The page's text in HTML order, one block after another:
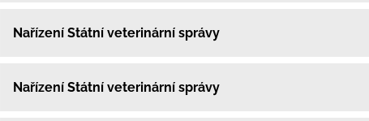
Nařízení Státní veterinární správy
Nařízení Státní veterinární správy